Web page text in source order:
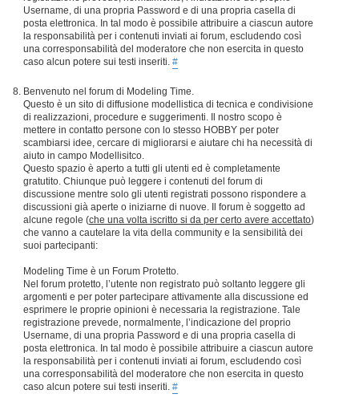
Username, di una propria Password e di una propria casella di
posta elettronica. In tal modo è possibile attribuire a ciascun autore
la responsabilità per i contenuti inviati ai forum, escludendo così
una corresponsabilità del moderatore che non esercita in questo
caso alcun potere sui testi inseriti. #
Benvenuto nel forum di Modeling Time.
Questo è un sito di diffusione modellistica di tecnica e condivisione
di realizzazioni, procedure e suggerimenti. Il nostro scopo è
mettere in contatto persone con lo stesso HOBBY per poter
scambiarsi idee, cercare di migliorarsi e aiutare chi ha necessità di
aiuto in campo Modellisitco.
Questo spazio è aperto a tutti gli utenti ed è completamente
gratutito. Chiunque può leggere i contenuti del forum di
discussione mentre solo gli utenti registrati possono rispondere a
discussioni già aperte o iniziarne di nuove. Il forum è soggetto ad
alcune regole (che una volta iscritto si da per certo avere accettato)
che vanno a cautelare la vita della community e la sensibilità dei
suoi partecipanti:
Modeling Time è un Forum Protetto.
Nel forum protetto, l’utente non registrato può soltanto leggere gli
argomenti e per poter partecipare attivamente alla discussione ed
esprimere le proprie opinioni è necessaria la registrazione. Tale
registrazione prevede, normalmente, l’indicazione del proprio
Username, di una propria Password e di una propria casella di
posta elettronica. In tal modo è possibile attribuire a ciascun autore
la responsabilità per i contenuti inviati ai forum, escludendo così
una corresponsabilità del moderatore che non esercita in questo
caso alcun potere sui testi inseriti. #